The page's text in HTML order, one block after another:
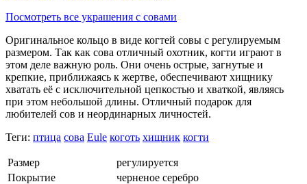
Посмотреть все украшения с совами
Оригинальное кольцо в виде когтей совы с регулируемым
размером. Так как сова отличный охотник, когти играют в
этом деле важную роль. Они очень острые, загнутые и
крепкие, приближаясь к жертве, обеспечивают хищнику
хватать её с исключительной цепкостью и хваткой, являясь
при этом небольшой длины. Отличный подарок для
любителей сов и неординарных личностей.
Теги: птица сова Eule коготь хищник когти
Размер
регулируется
Покрытие
черненое серебро